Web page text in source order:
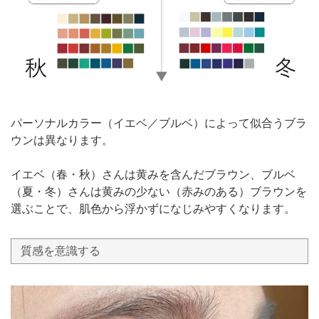
パーソナルカラー（イエベ／ブルベ）によって似合うブラ
ウンは異なります。
イエベ（春・秋）さんは黄みを含んだブラウン、ブルベ
（夏・冬）さんは黄みの少ない（赤みのある）ブラウンを
選ぶことで、肌色から浮かずになじみやすくなります。
質感を意識する